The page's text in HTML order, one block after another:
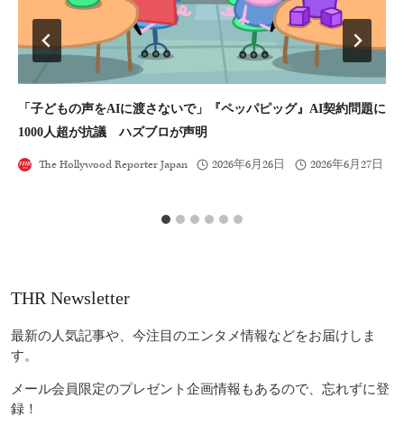
「子どもの声をAIに渡さないで」『ペッパピッグ』AI契約問題に
1000人超が抗議 ハズブロが声明
The Hollywood Reporter Japan 2026年6月26日 2026年6月27日
THR Newsletter
最新の人気記事や、今注目のエンタメ情報などをお届けしま
す。
メール会員限定のプレゼント企画情報もあるので、忘れずに登
録！